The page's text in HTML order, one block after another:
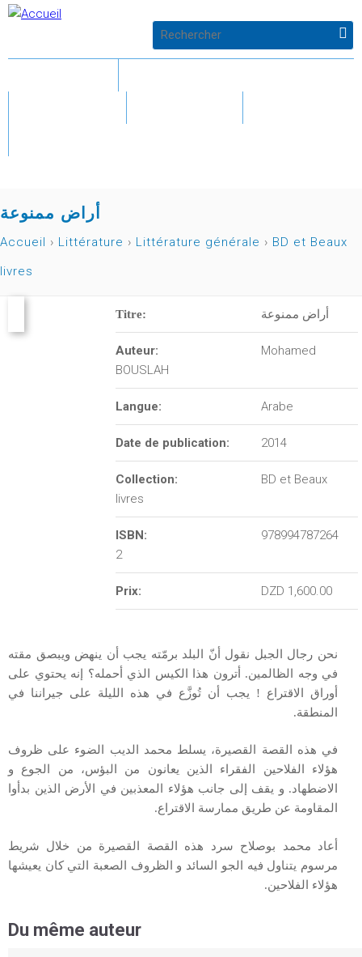
F
l
r
e
d
e
r
h
e
أراض ممنوعة
Vous
êtes
ici
Accueil › Littérature › Littérature générale › BD et Beaux
livres
Titre: أراض ممنوعة
Auteur:
Mohamed
BOUSLAH
Langue: Arabe
Date de publication: 2014
Collection:
BD et Beaux
livres
ISBN:
978994787264
2
Prix: DZD 1,600.00
نحن رجال الجبل نقول أنّ البلد برمّته يجب أن ينهض ويبصق مقته
في وجه الظالمين. أترون هذا الكيس الذي أحمله؟ إنه يحتوي على
أوراق الاقتراع ! يجب أن تُوزَّع في هذه الليلة على جيراننا في
المنطقة.
في هذه القصة القصيرة، يسلط محمد الديب الضوء على ظروف
هؤلاء الفلاحين الفقراء الذين يعانون من البؤس، من الجوع و
الاضطهاد. و يقف إلى جانب هؤلاء المعذبين في الأرض الذين بدأوا
المقاومة عن طريق ممارسة الاقتراع.
أعاد محمد بوصلاح سرد هذه القصة القصيرة من خلال شريط
مرسوم يتناول فيه الجو السائد و الظروف الصعبة التي كان يعيشها
هؤلاء الفلاحين.
Du même auteur